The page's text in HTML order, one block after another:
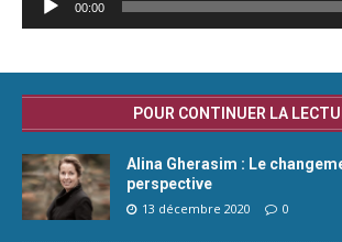
00:00
POUR CONTINUER LA
Alina Gherasim : Le
perspective
13 décembre 2020 0